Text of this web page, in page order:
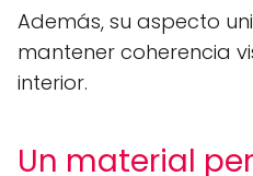
Además, su aspecto
mantener coherencia
interior.
Un material